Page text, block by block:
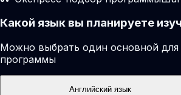
Какой язык вы планируете
Можно выбрать один основной для
программы
Английский язык